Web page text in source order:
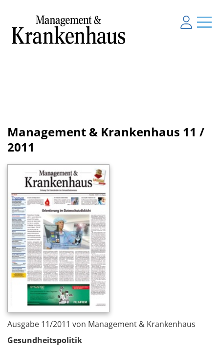
Management & Krankenhaus 11 /
2011
Ausgabe 11/2011 von Management & Krankenhaus
Gesundheitspolitik